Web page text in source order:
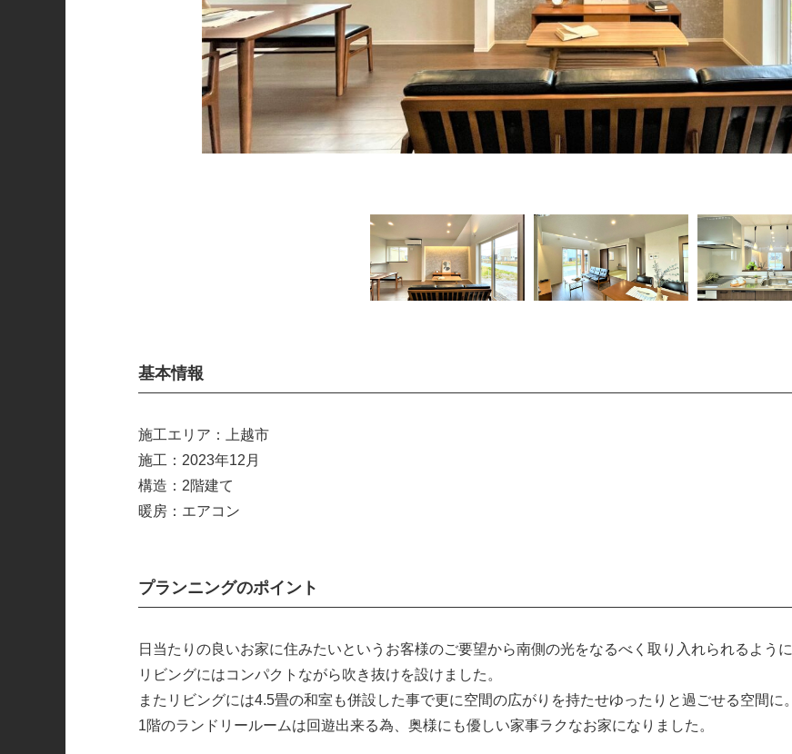
基本情報
施工エリア：上越市
施工：2023年12月
構造：2階建て
暖房：エアコン
プランニングのポイント
日当たりの良いお家に住みたいというお客様のご要望から南側の光をなるべく取り入れられるように
リビングにはコンパクトながら吹き抜けを設けました。
またリビングには4.5畳の和室も併設した事で更に空間の広がりを持たせゆったりと過ごせる空間に。
1階のランドリールームは回遊出来る為、奥様にも優しい家事ラクなお家になりました。